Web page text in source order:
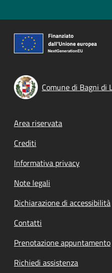
Comune di Bagni di
Footer menu
Area riservata
Crediti
Informativa privacy
Note legali
Dichiarazione di accessibilità
Contatti
Prenotazione appuntamento
Richiedi assistenza